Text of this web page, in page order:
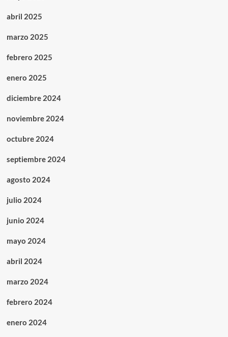
abril 2025
marzo 2025
febrero 2025
enero 2025
diciembre 2024
noviembre 2024
octubre 2024
septiembre 2024
agosto 2024
julio 2024
junio 2024
mayo 2024
abril 2024
marzo 2024
febrero 2024
enero 2024